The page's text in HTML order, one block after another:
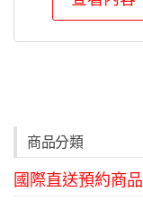
商品分類
國際直送預約商品